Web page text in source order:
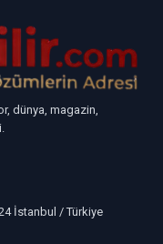
dünya, magazin,
İstanbul / Türkiye